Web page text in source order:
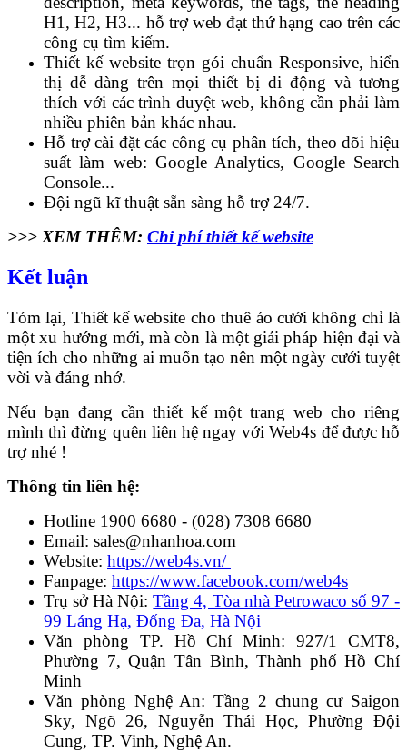
H1, H2, H3... hỗ trợ web đạt thứ hạng cao trên các
công cụ tìm kiếm.
Thiết kế website trọn gói chuẩn Responsive, hiển
thị dễ dàng trên mọi thiết bị di động và tương
thích với các trình duyệt web, không cần phải làm
nhiều phiên bản khác nhau.
Hỗ trợ cài đặt các công cụ phân tích, theo dõi hiệu
suất làm web: Google Analytics, Google Search
Console...
Đội ngũ kĩ thuật sẵn sàng hỗ trợ 24/7.
>>> XEM THÊM: Chi phí thiết kế website
Kết luận
Tóm lại, Thiết kế website cho thuê áo cưới không chỉ là
một xu hướng mới, mà còn là một giải pháp hiện đại và
tiện ích cho những ai muốn tạo nên một ngày cưới tuyệt
vời và đáng nhớ.
Nếu bạn đang cần thiết kế một trang web cho riêng
mình thì đừng quên liên hệ ngay với Web4s để được hỗ
trợ nhé !
Thông tin liên hệ:
Hotline 1900 6680 - (028) 7308 6680
Email: sales@nhanhoa.com
Website: https://web4s.vn/
Fanpage: https://www.facebook.com/web4s
Trụ sở Hà Nội:Tầng 4, Tòa nhà Petrowaco số 97 -
99 Láng Hạ, Đống Đa, Hà Nội
Văn phòng TP. Hồ Chí Minh: 927/1 CMT8,
Phường 7, Quận Tân Bình, Thành phố Hồ Chí
Minh
Văn phòng Nghệ An: Tầng 2 chung cư Saigon
Sky, Ngõ 26, Nguyễn Thái Học, Phường Đội
Cung, TP. Vinh, Nghệ An.